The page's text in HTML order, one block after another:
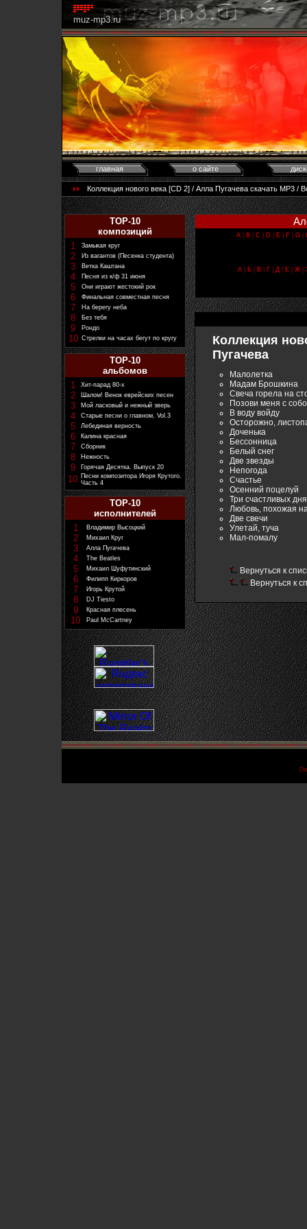
muz-mp3.ru
главная о сайте
Коллекция нового века [CD 2] / Алла Пугачева скачать MP3
TOP-10
композиций
1
Замыкая круг
2 Из вагантов (Песенка студента)
3 Ветка Каштана
4 Песня из к/ф 31 июня
5 Они играют жестокий рок
6 Финальная совместная песня
7 На берегу неба
8 Без тебя
9 Рондо
10 Стрелки на часах бегут по кругу
TOP-10
альбомов
1
Хит-парад 80-х
2 Шалом! Венок еврейских песен
3 Мой ласковый и нежный зверь
4 Старые песни о главном, Vol.3
5 Лебединая верность
6 Калина красная
7 Сборник
8 Нежность
9 Горячая Десятка. Выпуск 20
10 Песни композитора Игоря Крутого.
Часть 4
TOP-10
исполнителей
1
Владимир Высоцкий
2 Михаил Круг
3 Алла Пугачева
4 The Beatles
5 Михаил Шуфутинский
6 Филипп Киркоров
7 Игорь Крутой
8 DJ Tiesto
9 Красная плесень
10 Paul McCartney
A B C D E F G
А| Б| В| Г| Д| Е| Ж|
Коллекция
Пугачева
Малолетка
Мадам Брошкина
Свеча горела на
Позови меня с
В воду войду
Осторожно,
Доченька
Бессонница
Белый снег
Две звезды
Непогода
Счастье
Осенний поцелуй
Три счастливых дня
Любовь, похожая
Две свечи
Улетай, туча
Мал-помалу
Вернуться к
Вернуться к